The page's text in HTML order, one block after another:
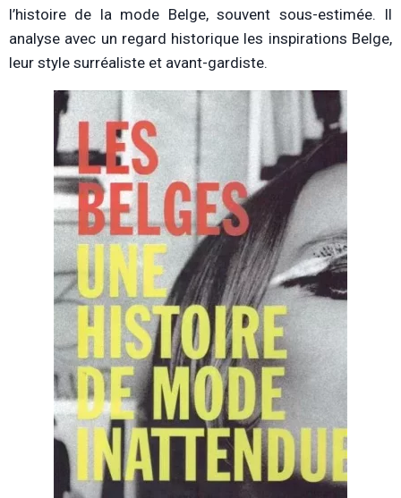
l’histoire de la mode Belge, souvent sous-estimée. Il
analyse avec un regard historique les inspirations Belge,
leur style surréaliste et avant-gardiste.